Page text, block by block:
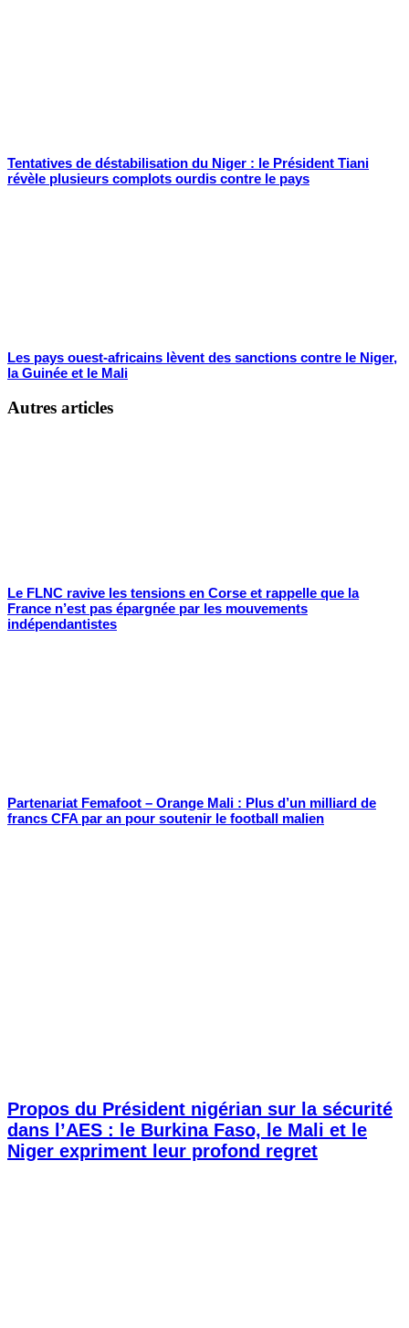
Tentatives de déstabilisation du Niger : le Président Tiani
révèle plusieurs complots ourdis contre le pays
Les pays ouest-africains lèvent des sanctions contre le Niger,
la Guinée et le Mali
Autres articles
Le FLNC ravive les tensions en Corse et rappelle que la
France n’est pas épargnée par les mouvements
indépendantistes
Partenariat Femafoot – Orange Mali : Plus d’un milliard de
francs CFA par an pour soutenir le football malien
Propos du Président nigérian sur la sécurité
dans l’AES : le Burkina Faso, le Mali et le
Niger expriment leur profond regret